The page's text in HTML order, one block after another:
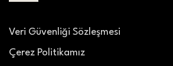
Veri Güvenliği Sözleşmesi
Çerez Politikamız